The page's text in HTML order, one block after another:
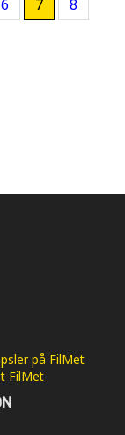
6 7
8
på FilMet
FilMet